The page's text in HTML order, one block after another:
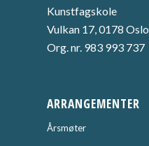
Kunstfagskole
Vulkan 17, 0178 Oslo
Org. nr. 983 993 737
ARRANGEMENTER
Årsmøter